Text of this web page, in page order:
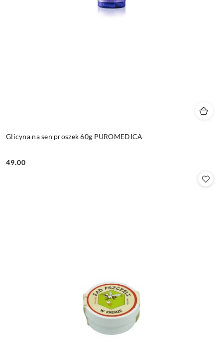
Glicyna na sen proszek 60g PUROMEDICA
Cena:
49.00